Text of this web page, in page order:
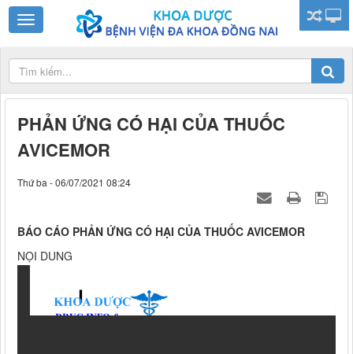
PHẢN ỨNG CÓ HẠI CỦA THUỐC
AVICEMOR
Thứ ba - 06/07/2021 08:24
BÁO CÁO PHẢN ỨNG CÓ HẠI CỦA THUỐC AVICEMOR
NỌI DUNG